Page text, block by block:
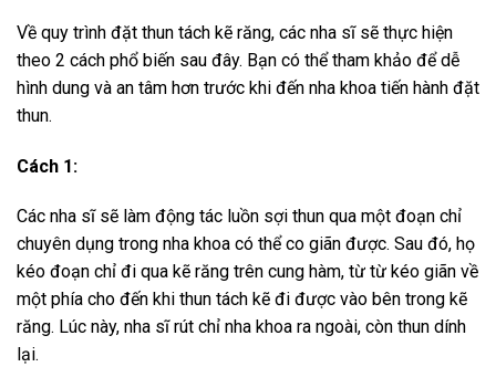
Về quy trình đặt thun tách kẽ răng, các nha sĩ sẽ thực hiện
theo 2 cách phổ biến sau đây. Bạn có thể tham khảo để dễ
hình dung và an tâm hơn trước khi đến nha khoa tiến hành đặt
thun.
Cách 1:
Các nha sĩ sẽ làm động tác luồn sợi thun qua một đoạn chỉ
chuyên dụng trong nha khoa có thể co giãn được. Sau đó, họ
kéo đoạn chỉ đi qua kẽ răng trên cung hàm, từ từ kéo giãn về
một phía cho đến khi thun tách kẽ đi được vào bên trong kẽ
răng. Lúc này, nha sĩ rút chỉ nha khoa ra ngoài, còn thun dính
lại.